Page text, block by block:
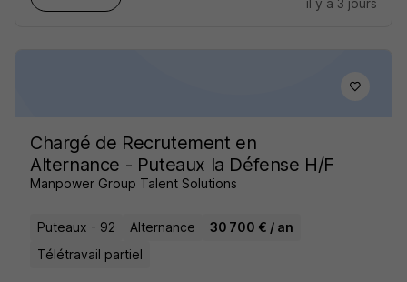
il y a 3 jours
Chargé de Recrutement en
Alternance - Puteaux la Défense H/F
Manpower Group Talent Solutions
Puteaux - 92 Alternance
30 700 € / an
Télétravail partiel